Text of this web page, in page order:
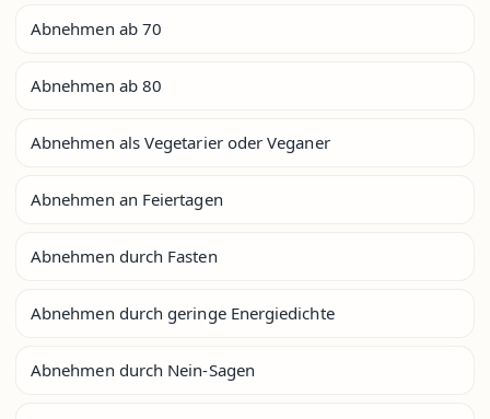
Abnehmen ab 70
Abnehmen ab 80
Abnehmen als Vegetarier oder Veganer
Abnehmen an Feiertagen
Abnehmen durch Fasten
Abnehmen durch geringe Energiedichte
Abnehmen durch Nein-Sagen